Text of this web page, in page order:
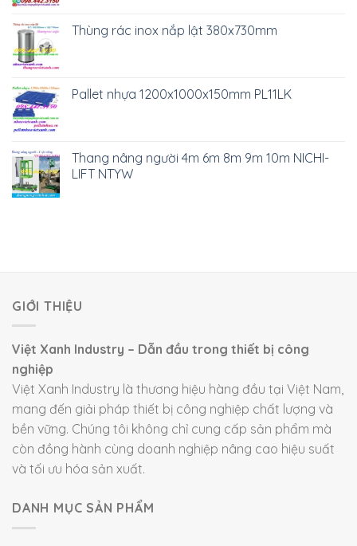
LIÊN HỆ
Địa chỉ: 334 Tân Hòa Đông, Phường Bình Trị Đông, Quận
Bình Tân, TP.HCM
Điện thoại:
Fanpage: Môi trường công nghiệp
Bản quyền 2026 ©Viet Xanh Industry|Môi trường công
nghiệp